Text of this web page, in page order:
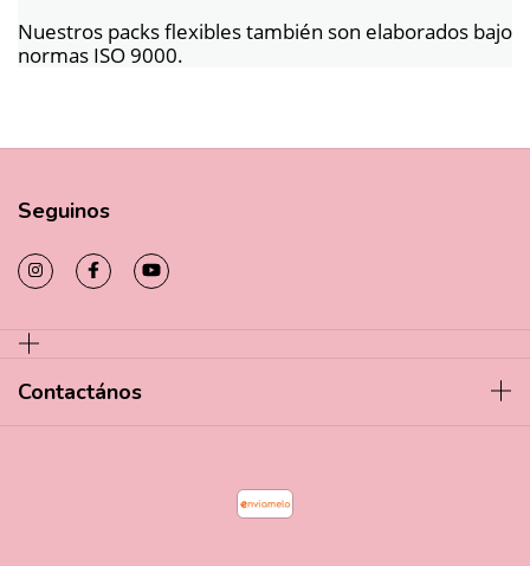
Nuestros packs flexibles también son elaborados bajo
normas ISO 9000.
Seguinos
Contactános